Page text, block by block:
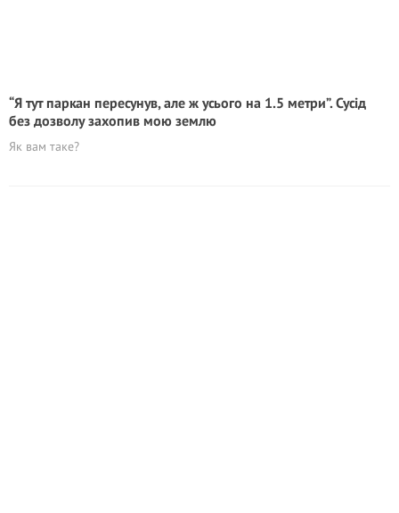
“Я тут паркан пересунув, але ж усього на 1.5 метри”. Сусід
без дозволу захопив мою землю
Як вам таке?